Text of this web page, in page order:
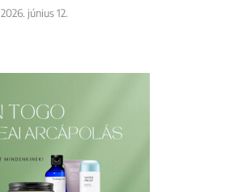
2026. június 12.